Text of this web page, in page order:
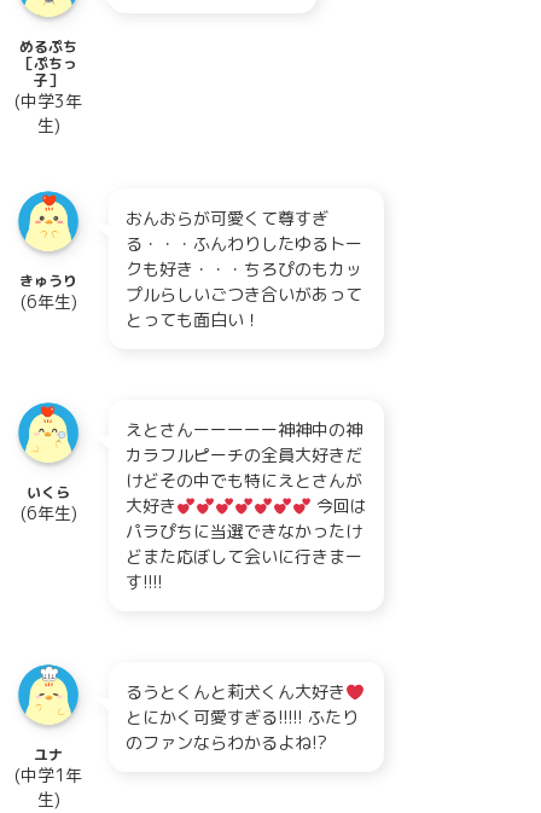
めるぷち
［ぷちっ
子］
(中学3年
生)
きゅうり
(6年生)
おんおらが可愛くて尊すぎ
る・・・ふんわりしたゆるトー
クも好き・・・ちろぴのもカッ
プルらしいごつき合いがあって
とっても面白い！
いくら
(6年生)
えとさんーーーーー神神中の神
カラフルピーチの全員大好きだ
けどその中でも特にえとさんが
大好き
今回は
パラぴちに当選できなかったけ
どまた応ぼして会いに行きまー
す!!!!
ユナ
(中学1年
生)
るうとくんと莉犬くん大好き
とにかく可愛すぎる!!!!! ふたり
のファンならわかるよね!?